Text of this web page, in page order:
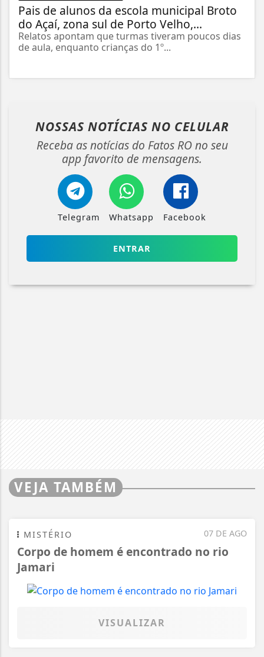
Pais de alunos da escola municipal Broto
do Açaí, zona sul de Porto Velho,...
Relatos apontam que turmas tiveram poucos dias
de aula, enquanto crianças do 1º...
NOSSAS NOTÍCIAS NO CELULAR
Receba as notícias do Fatos RO no seu
app favorito de mensagens.
Telegram Whatsapp Facebook
ENTRAR
VEJA TAMBÉM
07 DE AGO
MISTÉRIO
Corpo de homem é encontrado no rio
Jamari
VISUALIZAR